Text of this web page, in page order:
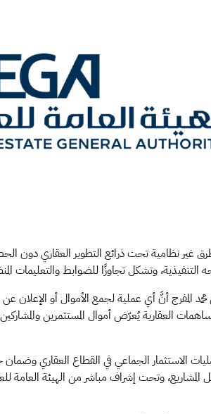
غير نظامية تحت ذرائع التطوير العقاري دون
وتشكل تجاوزًا للضوابط والتعليمات
المفرج أنَّ أي عملية لجمع الأموال أو
العقارية يُعرّض أموال المستثمرين
الاستثمار الجماعي في القطاع العقاري
وتحت إشراف مباشر من الهيئة العامة